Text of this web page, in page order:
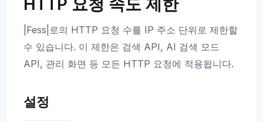
HTTP 요청 속도 제한
Fess|로의 HTTP 요청 수를 IP 주소 단위로 제한할
수 있습니다. 이 제한은 검색 API, AI 검색 모드
API, 관리 화면 등 모든 HTTP 요청에 적용됩니다.
설정